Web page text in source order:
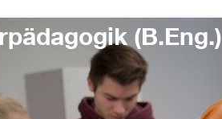
(B.Eng.)